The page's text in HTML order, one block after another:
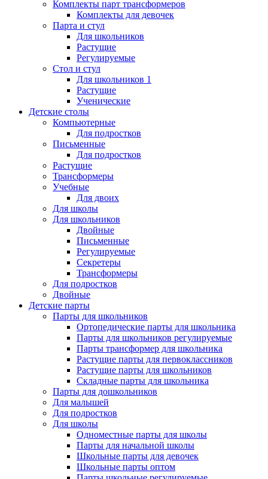
Комплекты парт трансформеров
Комплекты для девочек
Парта и стул
Для школьников
Растущие
Регулируемые
Стол и стул
Для школьников 1
Растущие
Ученические
Детские столы
Компьютерные
Для подростков
Письменные
Для подростков
Растущие
Трансформеры
Учебные
Для двоих
Для школы
Для школьников
Двойные
Письменные
Регулируемые
Секретеры
Трансформеры
Для подростков
Двойные
Детские парты
Парты для школьников
Ортопедические парты для школьника
Парты для школьников регулируемые
Парты трансформер для школьника
Растущие парты для первоклассников
Растущие парты для школьников
Складные парты для школьника
Парты для дошкольников
Для малышей
Для подростков
Для школы
Одноместные парты для школы
Парты для начальной школы
Школьные парты для девочек
Школьные парты оптом